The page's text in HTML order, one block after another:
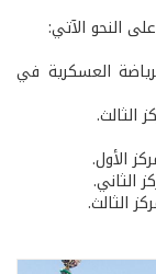
النحو الآتي:
العسكرية في
الثالث.
الأول.
الثاني.
الثالث.